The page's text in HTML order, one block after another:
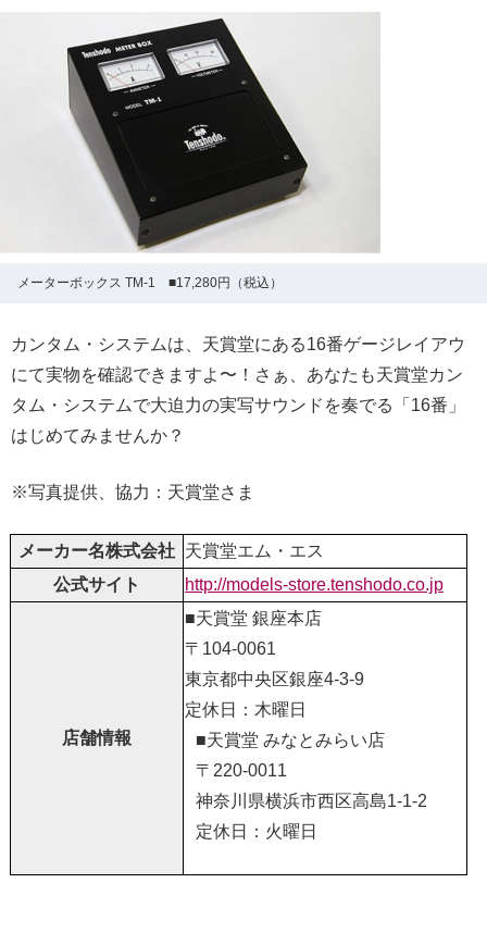
メーターボックス TM-1 ■17,280円（税込）
カンタム・システムは、天賞堂にある16番ゲージレイアウ
にて実物を確認できますよ〜！さぁ、あなたも天賞堂カン
タム・システムで大迫力の実写サウンドを奏でる「16番」
はじめてみませんか？
※写真提供、協力：天賞堂さま
メーカー名株式会社 天賞堂エム・エス
公式サイト
http://models-store.tenshodo.co.jp
店舗情報
■天賞堂 銀座本店
〒104-0061
東京都中央区銀座4-3-9
定休日：木曜日
■天賞堂 みなとみらい店
〒220-0011
神奈川県横浜市西区高島1-1-2
定休日：火曜日